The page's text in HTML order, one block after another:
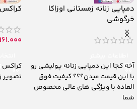
دمپایی زنانه زمستانی اوزاکا
خرگوشی
آخه کجا این دمپایی زنانه پولیشی رو
با این قیمت میدن؟؟؟ کیفیت فوق
العاده با ویژگی های عالی مخصوص
شما
کراکس
کراکس
تصویر